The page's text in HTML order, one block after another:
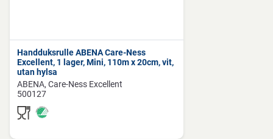
Handduksrulle ABENA Care-Ness
Excellent, 1 lager, Mini, 110m x 20cm, vit,
utan hylsa
ABENA Care-Ness Excellent
500127